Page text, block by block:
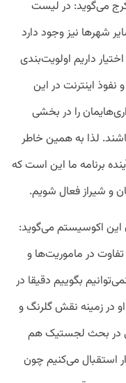
کرج می‌گوید: در لیست
شهرها نیز وجود دارد
داریم اولویت‌بندی
اینترنت در این
را در بخشی
لذا به همین خاطر
برنامه ما این است که
و شیراز فعال شویم.
این اکوسیستم می‌گوید:
در ماموریت‌ها و
بگوییم دقیقا در
در زمینه نقش گلرنگ و
در بحث لجستیک هم
استقبال می‌کنیم چون